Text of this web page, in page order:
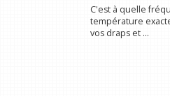
C'est à quelle
température
vos draps et ...